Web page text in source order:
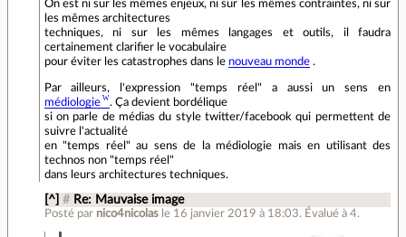
On est ni sur les mêmes enjeux, ni sur les mêmes contraintes, ni sur
les mêmes architectures
techniques, ni sur les mêmes langages et outils, il faudra
certainement clarifier le vocabulaire
pour éviter les catastrophes dans le nouveau monde.
Par ailleurs, l'expression "temps réel" a aussi un sens en
médiologie
. Ça devient bordélique
si on parle de médias du style twitter/facebook qui permettent de
suivre l'actualité
en "temps réel" au sens de la médiologie mais en utilisant des
technos non "temps réel"
dans leurs architectures techniques.
[^] # Re: Mauvaise image
Posté par nico4nicolas le 16 janvier 2019 à 18:03. Évalué à 4.